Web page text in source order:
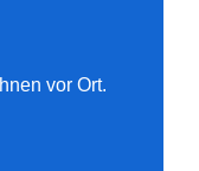
vor Ort.